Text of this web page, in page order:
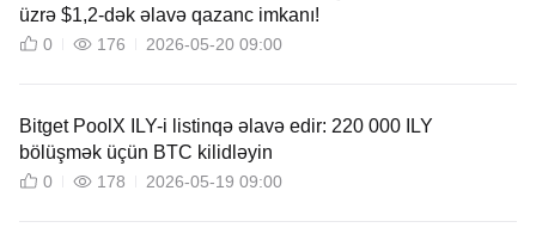
üzrə $1,2-dək əlavə qazanc imkanı!
0 176 2026-05-20 09:00
Bitget PoolX ILY-i listinqə əlavə edir: 220 000 ILY
bölüşmək üçün BTC kilidləyin
0 178 2026-05-19 09:00